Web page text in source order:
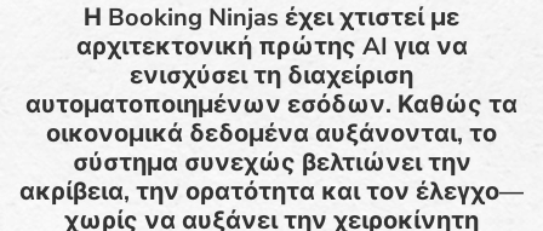
Η Booking Ninjas έχει χτιστεί με
αρχιτεκτονική πρώτης AI για να
ενισχύσει τη διαχείριση
αυτοματοποιημένων εσόδων. Καθώς τα
οικονομικά δεδομένα αυξάνονται, το
σύστημα συνεχώς βελτιώνει την
ακρίβεια, την ορατότητα και τον έλεγχο—
χωρίς να αυξάνει την χειροκίνητη